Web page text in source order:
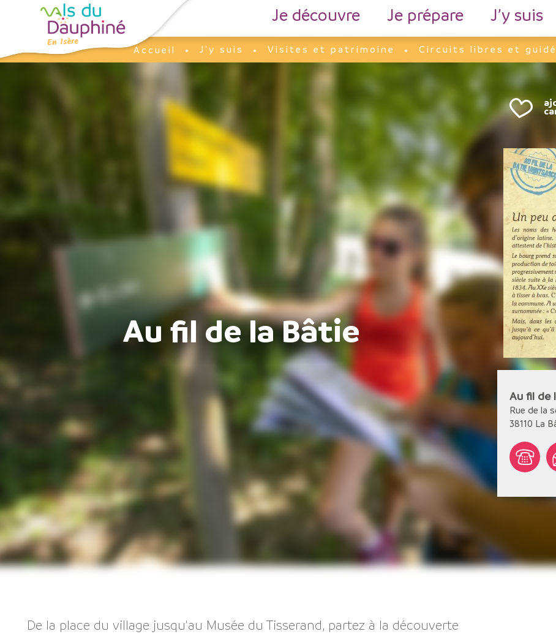
Je découvre Je prépare J’y suis
Accueil
J'y suis Visites et patrimoine Circuits libres et
Au fil de la Bâtie
De la place du village jusqu'au Musée du Tisserand, partez à la découverte
Au fil de
Rue de la
38110 La
Panneau de gestion des cookies